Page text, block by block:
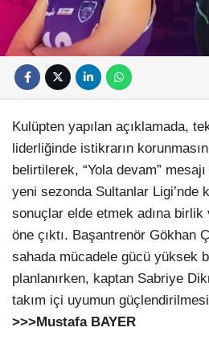
Kulüpten yapılan açıklamada,
liderliğinde istikrarın
belirtilerek, “Yola devam”
yeni sezonda Sultanlar Ligi’nde
sonuçlar elde etmek adına
öne çıktı. Başantrenör Gökhan
sahada mücadele gücü yüksek
planlanırken, kaptan Sabriye
takım içi uyumun
>>>Mustafa BAYER